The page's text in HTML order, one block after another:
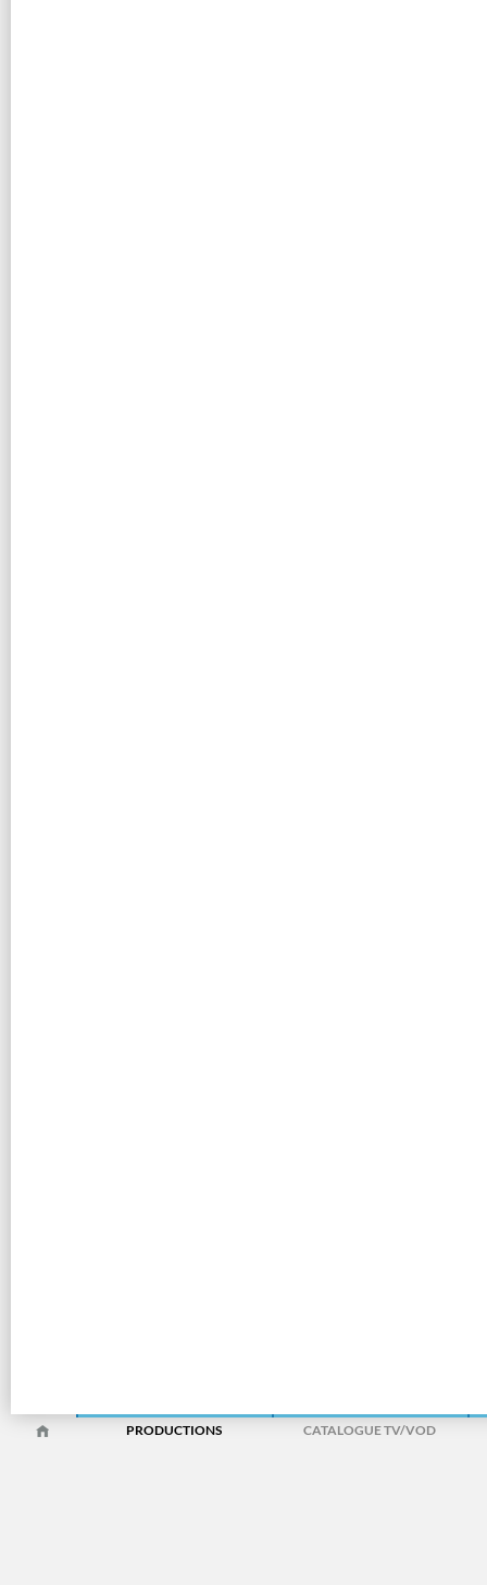
PRODUCTIONS CATALOGUE TV/VOD